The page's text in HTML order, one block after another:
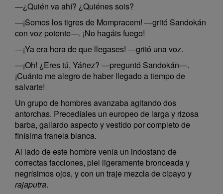
—¿Quién va ahí? ¿Quiénes sois?
—¡Somos los tigres de Mompracem! —gritó Sandokán
con voz potente—. ¡No hagáis fuego!
—¡Ya era hora de que llegases! —gritó una voz.
—¡Oh! ¿Eres tú, Yáñez? —preguntó Sandokán—.
¡Cuánto me alegro de haber llegado a tiempo de
salvarte!
Un grupo de hombres avanzaba agitando dos
antorchas. Precedíales un europeo de larga y rizosa
barba, gallardo aspecto y vestido por completo de
finísima franela blanca.
Al lado de este hombre venía un indostano de
correctas facciones, piel ligeramente bronceada y
negrísimos ojos, y con un traje mezcla de cipayo y
rajaputra.